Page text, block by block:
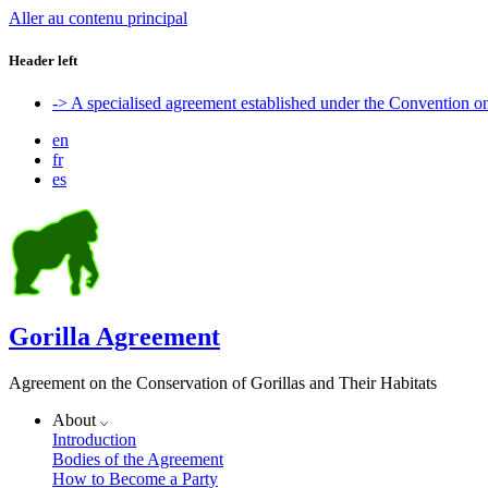
Aller au contenu principal
Header left
-> A specialised agreement established under the Convention
en
fr
es
Gorilla Agreement
Agreement on the Conservation of Gorillas and Their Habitats
About
Introduction
Bodies of the Agreement
How to Become a Party